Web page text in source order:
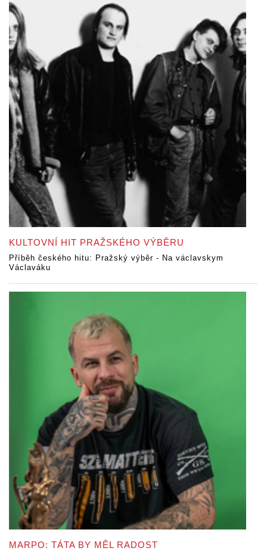
KULTOVNÍ HIT PRAŽSKÉHO VÝBĚRU
Příběh českého hitu: Pražský výběr - Na václavskym
Václaváku
MARPO: TÁTA BY MĚL RADOST